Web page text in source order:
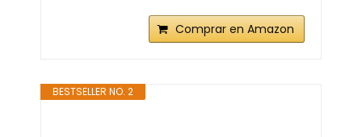
Comprar en Amazon
BESTSELLER NO. 2